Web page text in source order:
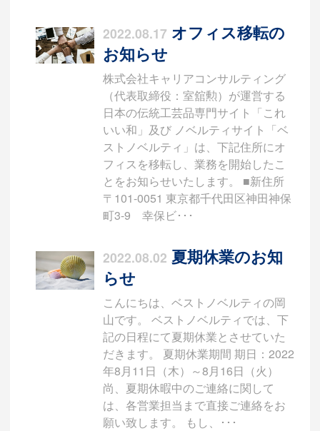
2022.08.17 オフィス移転の
お知らせ
株式会社キャリアコンサルティング
（代表取締役：室舘勲）が運営する
日本の伝統工芸品専門サイト「これ
いい和」及び ノベルティサイト「ベ
ストノベルティ」は、下記住所にオ
フィスを移転し、業務を開始したこ
とをお知らせいたします。 ■新住所
〒101-0051 東京都千代田区神田神保
町3-9 幸保ビ･･･
2022.08.02 夏期休業のお知
らせ
こんにちは、ベストノベルティの岡
山です。 ベストノベルティでは、下
記の日程にて夏期休業とさせていた
だきます。 夏期休業期間 期日：2022
年8月11日（木）～8月16日（火）
尚、夏期休暇中のご連絡に関して
は、各営業担当まで直接ご連絡をお
願い致します。 もし、･･･